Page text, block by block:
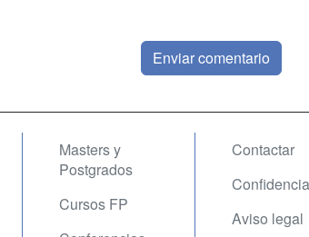
Masters y
Postgrados
Cursos FP
Contactar
Aviso legal